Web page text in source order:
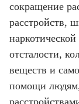
сокращение
расстройств,
отсталости,
веществ и
помощи